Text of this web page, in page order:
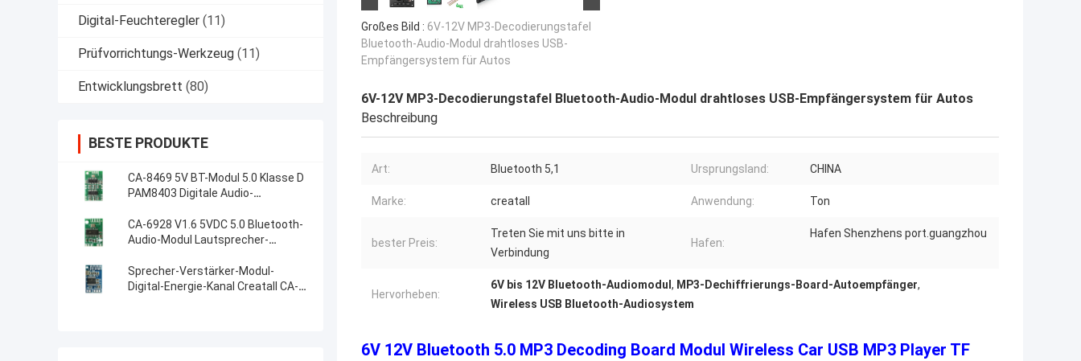
Digital-Feuchteregler (11)
Prüfvorrichtungs-Werkzeug (11)
Entwicklungsbrett (80)
BESTE PRODUKTE
CA-8469 5V BT-Modul 5.0 Klasse D
PAM8403 Digitale Audio-
CA-6928 V1.6 5VDC 5.0 Bluetooth-
Audio-Modul Lautsprecher-
Sprecher-Verstärker-Modul-
Digital-Energie-Kanal Creatall CA-
Großes Bild : 6V-12V MP3-Decodierungstafel
Bluetooth-Audio-Modul drahtloses USB-
Empfängersystem für Autos
6V-12V MP3-Decodierungstafel Bluetooth-Audio-Modul drahtloses USB-Empfängersystem für Autos
Beschreibung
Art: Bluetooth 5,1 Ursprungsland: CHINA
Marke: creatall Anwendung: Ton
bester Preis:
Treten Sie mit uns bitte in
Verbindung
Hafen:
Hafen Shenzhens port.guangzhou
Hervorheben:
6V bis 12V Bluetooth-Audiomodul , MP3-Dechiffrierungs-Board-Autoempfänger,
Wireless USB Bluetooth-Audiosystem
6V 12V Bluetooth 5.0 MP3 Decoding Board Modul Wireless Car USB MP3 Player TF